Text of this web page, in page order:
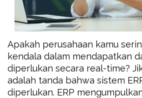
Apakah perusahaan kamu
kendala dalam mendapatkan
diperlukan secara real-time?
adalah tanda bahwa sistem
diperlukan. ERP